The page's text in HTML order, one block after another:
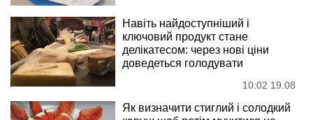
Навіть найдоступніший і
ключовий продукт стане
делікатесом: через нові ціни
доведеться голодувати
10:02 19.08
Як визначити стиглий і солодкий